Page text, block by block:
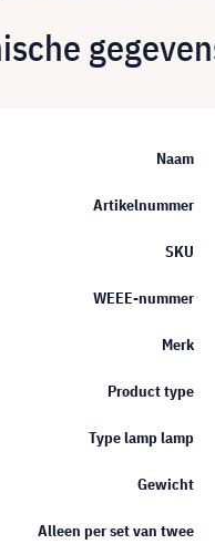
Naam
Artikelnummer
SKU
WEEE-nummer
Merk
Product type
Type lamp lamp
Gewicht
Alleen per set van twee